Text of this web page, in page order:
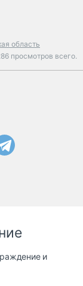
область
просмотров всего.
и